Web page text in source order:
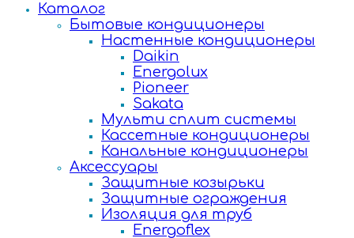
Каталог
Бытовые кондиционеры
Настенные кондиционеры
Daikin
Energolux
Pioneer
Sakata
Мульти сплит системы
Кассетные кондиционеры
Канальные кондиционеры
Аксессуары
Защитные козырьки
Защитные ограждения
Изоляция для труб
Energoflex